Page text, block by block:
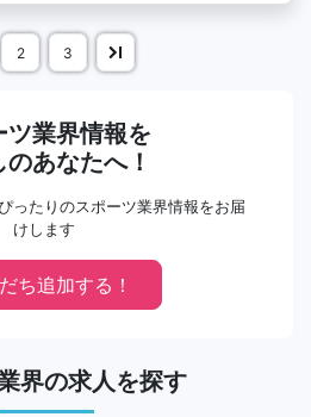
2 3
ツ業界情報を
あなたへ！
ったりのスポーツ業界情報をお届
けします
ち追加する！
界の求人を探す